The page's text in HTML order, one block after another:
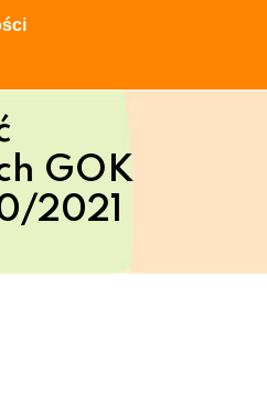
GOK
2021